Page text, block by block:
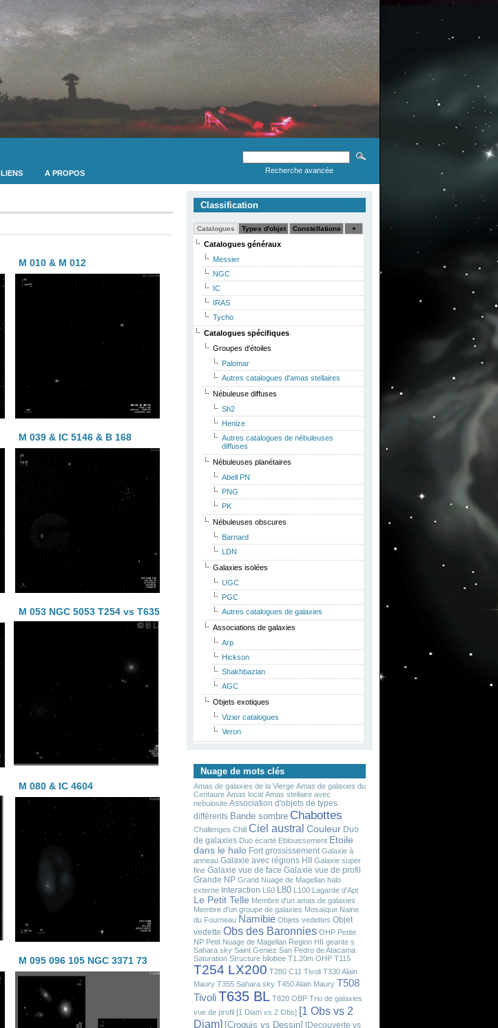
Recherche avancée
LIENS A PROPOS
M 010 & M 012
M 039 & IC 5146 & B 168
M 053 NGC 5053 T254 vs T635
M 080 & IC 4604
M 095 096 105 NGC 3371 73
Classification
Catalogues Types d'objet Constellations +
Catalogues généraux
Messier
NGC
IC
IRAS
Tycho
Catalogues spécifiques
Groupes d'étoiles
Palomar
Autres catalogues d'amas stellaires
Nébuleuse diffuses
Sh2
Henize
Autres catalogues de nébuleuses
diffuses
Nébuleuses planétaires
Abell PN
PNG
PK
Nébuleuses obscures
Barnard
LDN
Galaxies isolées
UGC
PGC
Autres catalogues de galaxies
Associations de galaxies
Arp
Hickson
Shakhbazian
AGC
Objets exotiques
Vizier catalogues
Veron
Nuage de mots clés
Amas de galaxies de la Vierge Amas de galaxies du
Centaure Amas local Amas stellaire avec
nebulosite Association d'objets de types
différents Bande sombre Chabottes
Challenges Chili Ciel austral Couleur Duo
de galaxies Duo écarté Eblouissement Etoile
dans le halo Fort grossissement Galaxie à
anneau Galaxie avec régions HII
Galaxie super
fine Galaxie vue de face Galaxie vue de profil
Grande NP Grand Nuage de Magellan halo
externe Interaction L60 L80 L100 Lagarde d'Apt
Le Petit Telle Membre d'un amas de galaxies
Membre d'un groupe de galaxies Mosaïque Naine
du Fourneau Namibie Objets vedettes Objet
vedette Obs des Baronnies OHP Petite
NP Petit Nuage de Magellan Region HII geante s
Sahara sky Saint Geniez San Pedro de Atacama
Saturation Structure bilobee T1.20m OHP T115
T254 LX200 T280 C11 Tivoli T330 Alain
Maury T355 Sahara sky T450 Alain Maury T508
TivoliT635 BL T820 OBP Trio de galaxies
vue de profil [1 Diam vs 2 Obs] [1 Obs vs 2
Diam] [Croquis vs Dessin] [Decouverte vs